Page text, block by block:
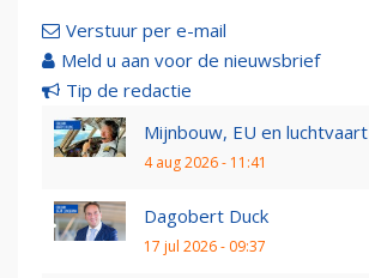
Verstuur per e-mail
Meld u aan voor de nieuwsbrief
Tip de redactie
Mijnbouw, EU en luchtvaart
4 aug 2026 - 11:41
Dagobert Duck
17 jul 2026 - 09:37